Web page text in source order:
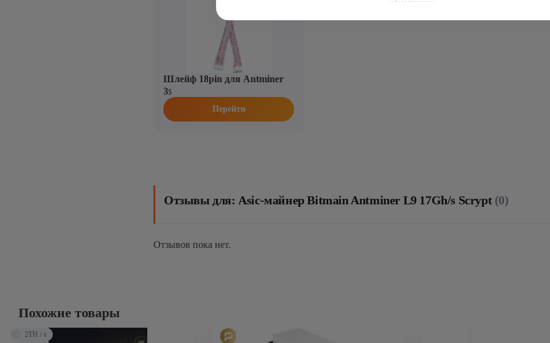
Шлейф 18pin для Antminer
3$
Перейти
Отзывы для: Asic-майнер Bitmain Antminer L9 17Gh/s Scrypt (0)
Отзывов пока нет.
Похожие товары
2TH / s